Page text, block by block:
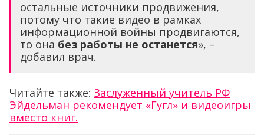
остальные источники продвижения,
потому что такие видео в рамках
информационной войны продвигаются,
то она без работы не останется», –
добавил врач.
Читайте также: Заслуженный учитель РФ
Эйдельман рекомендует «Гугл» и видеоигры
вместо книг.